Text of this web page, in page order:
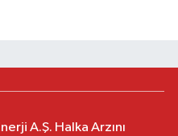
A.Ş. Halka Arzını